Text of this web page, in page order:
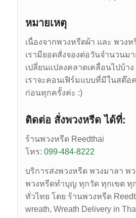
หมายเหตุ
เนื่องจากพวงหรีดผ้า และ พวง
เรามียอดสั่งจองต่อวันจำนวนม
เปลี่ยนแปลงคลาดเคลื่อนไปบ้า
เราจะคอนเฟิร์มแบบที่มีในสต๊อ
ก่อนทุกครั้งค่ะ :)
ติดต่อ สั่งพวงหรีด ได้ที่:
ร้านพวงหรีด Reedthai
โทร: 099-484-8222
บริการส่งพวงหรีด พวงมาลา พ
พวงหรีดทำบุญ ทุกวัด ทุกเขต ทุ
ทั่วไทย โดย ร้านพวงหรีด
wreath, Wreath Delivery in